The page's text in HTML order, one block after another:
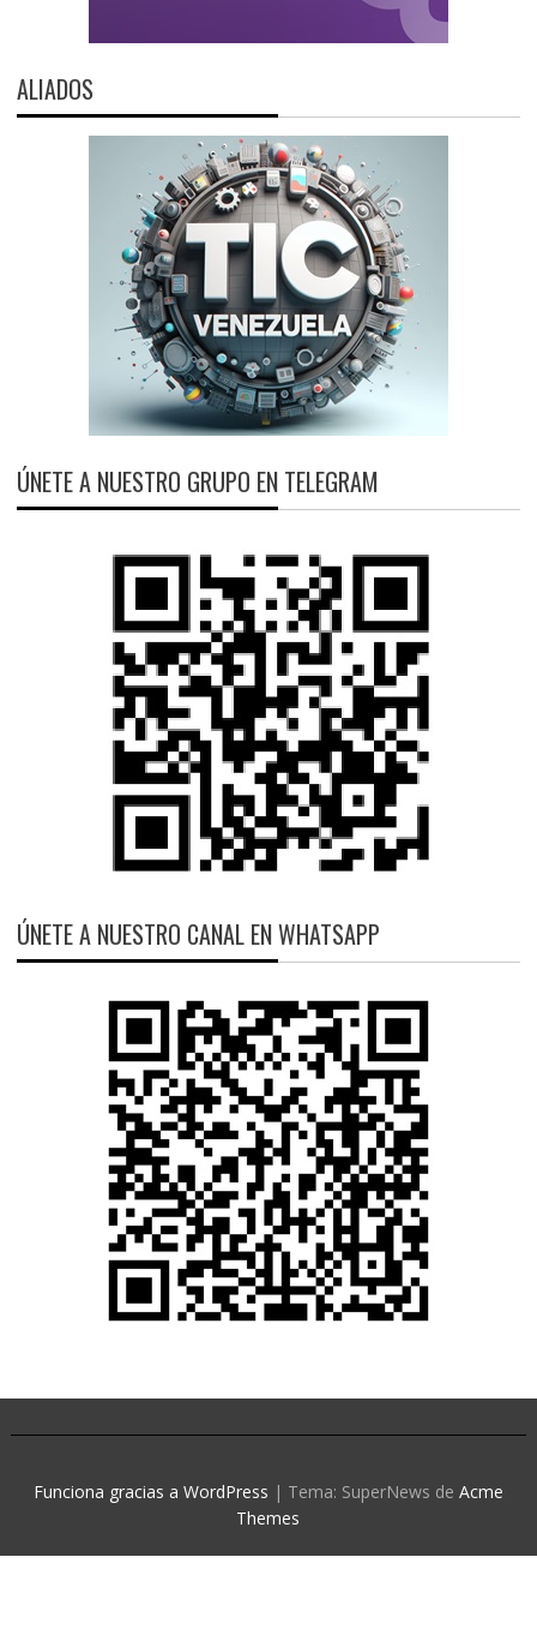
ALIADOS
ÚNETE A NUESTRO GRUPO EN TELEGRAM
ÚNETE A NUESTRO CANAL EN WHATSAPP
Funciona gracias a WordPress | Tema: SuperNews de Acme
Themes